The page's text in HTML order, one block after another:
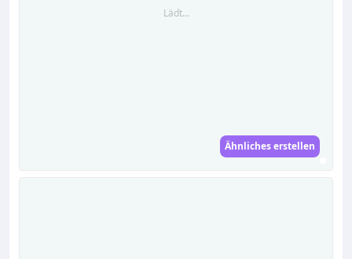
Lädt...
Ähnliches erstellen